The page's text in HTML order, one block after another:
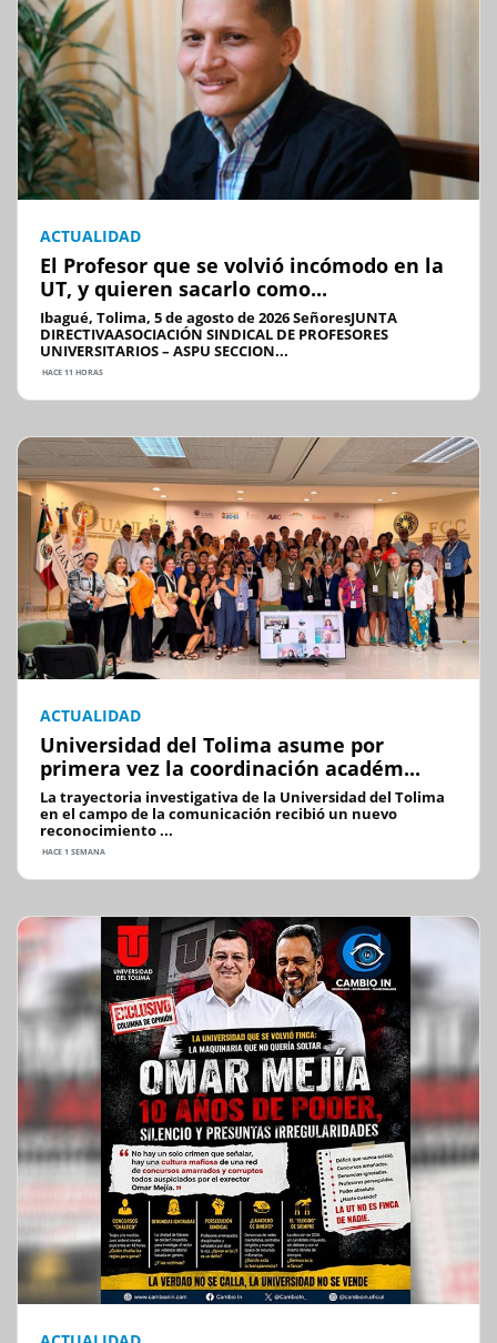
ACTUALIDAD
El Profesor que se volvió incómodo en la
UT, y quieren sacarlo como...
Ibagué, Tolima, 5 de agosto de 2026 SeñoresJUNTA
DIRECTIVAASOCIACIÓN SINDICAL DE PROFESORES
UNIVERSITARIOS – ASPU SECCION...
HACE 11 HORAS
ACTUALIDAD
Universidad del Tolima asume por
primera vez la coordinación académ...
La trayectoria investigativa de la Universidad del Tolima
en el campo de la comunicación recibió un nuevo
reconocimiento ...
HACE 1 SEMANA